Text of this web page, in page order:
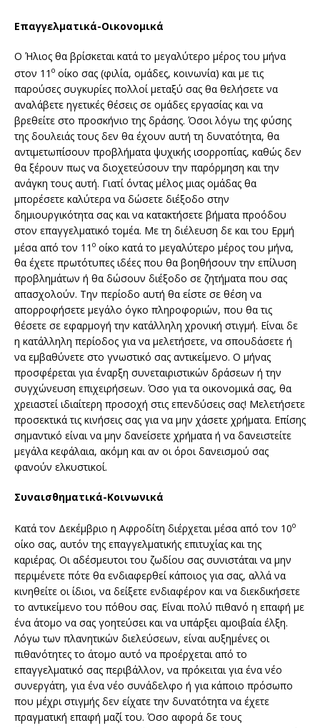
Επαγγελματικά-Οικονομικά
Ο Ήλιος θα βρίσκεται κατά το μεγαλύτερο μέρος του μήνα
στον 11 ο οίκο σας (φιλία, ομάδες, κοινωνία) και με τις
παρούσες συγκυρίες πολλοί μεταξύ σας θα θελήσετε να
αναλάβετε ηγετικές θέσεις σε ομάδες εργασίας και να
βρεθείτε στο προσκήνιο της δράσης. Όσοι λόγω της φύσης
της δουλειάς τους δεν θα έχουν αυτή τη δυνατότητα, θα
αντιμετωπίσουν προβλήματα ψυχικής ισορροπίας, καθώς δεν
θα ξέρουν πως να διοχετεύσουν την παρόρμηση και την
ανάγκη τους αυτή. Γιατί όντας μέλος μιας ομάδας θα
μπορέσετε καλύτερα να δώσετε διέξοδο στην
δημιουργικότητα σας και να κατακτήσετε βήματα προόδου
στον επαγγελματικό τομέα. Με τη διέλευση δε και του Ερμή
μέσα από τον 11 ο οίκο κατά το μεγαλύτερο μέρος του μήνα,
θα έχετε πρωτότυπες ιδέες που θα βοηθήσουν την επίλυση
προβλημάτων ή θα δώσουν διέξοδο σε ζητήματα που σας
απασχολούν. Την περίοδο αυτή θα είστε σε θέση να
απορροφήσετε μεγάλο όγκο πληροφοριών, που θα τις
θέσετε σε εφαρμογή την κατάλληλη χρονική στιγμή. Είναι δε
η κατάλληλη περίοδος για να μελετήσετε, να σπουδάσετε ή
να εμβαθύνετε στο γνωστικό σας αντικείμενο. Ο μήνας
προσφέρεται για έναρξη συνεταιριστικών δράσεων ή την
συγχώνευση επιχειρήσεων. Όσο για τα οικονομικά σας, θα
χρειαστεί ιδιαίτερη προσοχή στις επενδύσεις σας! Μελετήσετε
προσεκτικά τις κινήσεις σας για να μην χάσετε χρήματα. Επίσης
σημαντικό είναι να μην δανείσετε χρήματα ή να δανειστείτε
μεγάλα κεφάλαια, ακόμη και αν οι όροι δανεισμού σας
φανούν ελκυστικοί.
Συναισθηματικά-Κοινωνικά
Κατά τον Δεκέμβριο η Αφροδίτη διέρχεται μέσα από τον 10ο
οίκο σας, αυτόν της επαγγελματικής επιτυχίας και της
καριέρας. Οι αδέσμευτοι του ζωδίου σας συνιστάται να μην
περιμένετε πότε θα ενδιαφερθεί κάποιος για σας, αλλά να
κινηθείτε οι ίδιοι, να δείξετε ενδιαφέρον και να διεκδικήσετε
το αντικείμενο του πόθου σας. Είναι πολύ πιθανό η επαφή με
ένα άτομο να σας γοητεύσει και να υπάρξει αμοιβαία έλξη.
Λόγω των πλανητικών διελεύσεων, είναι αυξημένες οι
πιθανότητες το άτομο αυτό να προέρχεται από το
επαγγελματικό σας περιβάλλον, να πρόκειται για ένα νέο
συνεργάτη, για ένα νέο συνάδελφο ή για κάποιο πρόσωπο
που μέχρι στιγμής δεν είχατε την δυνατότητα να έχετε
πραγματική επαφή μαζί του. Όσο αφορά δε τους